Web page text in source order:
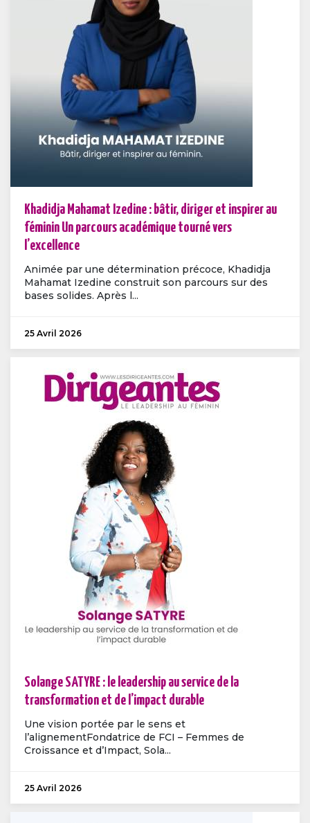
Khadidja Mahamat Izedine : bâtir, diriger et inspirer au
féminin Un parcours académique tourné vers
l’excellence
Animée par une détermination précoce, Khadidja
Mahamat Izedine construit son parcours sur des
bases solides. Après l...
25 Avril 2026
Solange SATYRE : le leadership au service de la
transformation et de l’impact durable
Une vision portée par le sens et
l’alignementFondatrice de FCI – Femmes de
Croissance et d’Impact, Sola...
25 Avril 2026